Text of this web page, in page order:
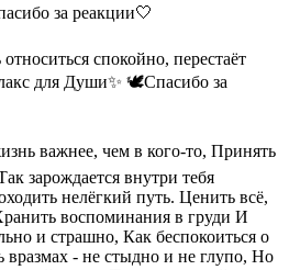
за реакции🤍
спокойно, перестаёт
для Души✨ 🕊️Спасибо за
важнее, чем в кого-то, Принять
зарождается внутри тебя
нелёгкий путь. Ценить всё,
воспоминания в груди И
и страшно, Как беспокоиться о
вразмах - не стыдно и не глупо, Но